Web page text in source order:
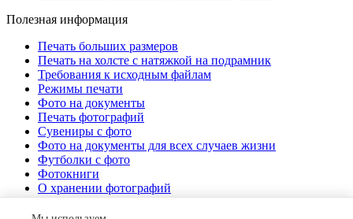
Полезная информация
Печать больших размеров
Печать на холсте c натяжкой на подрамник
Требования к исходным файлам
Режимы печати
Фото на документы
Печать фотографий
Сувениры с фото
Фото на документы для всех случаев жизни
Футболки с фото
Фотокниги
О хранении фотографий
Стоимость услуг